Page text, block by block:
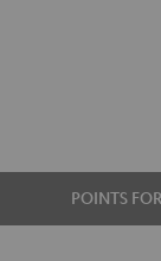
POINTS